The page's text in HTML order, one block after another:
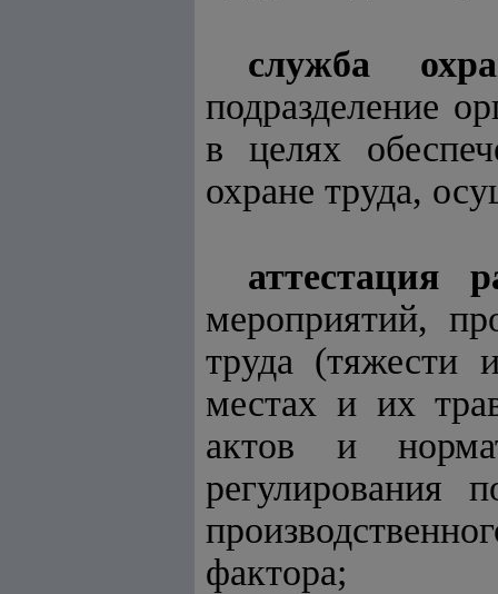
служба
подразделение
в целях
охране труда,
аттестация
мероприятий,
труда (тяжести
местах и их
актов и
регулирования
фактора;